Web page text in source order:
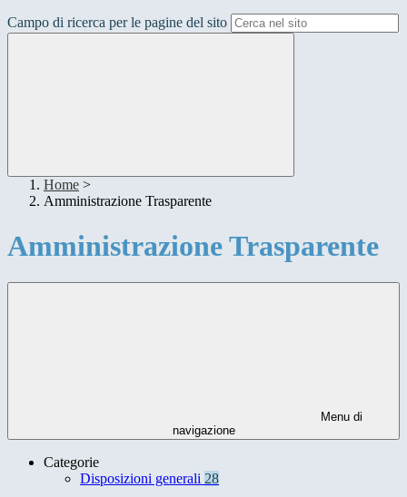
Campo di ricerca per le pagine del sito
Home >
Amministrazione Trasparente
Amministrazione Trasparente
Menu di
navigazione
Categorie
Disposizioni generali 28